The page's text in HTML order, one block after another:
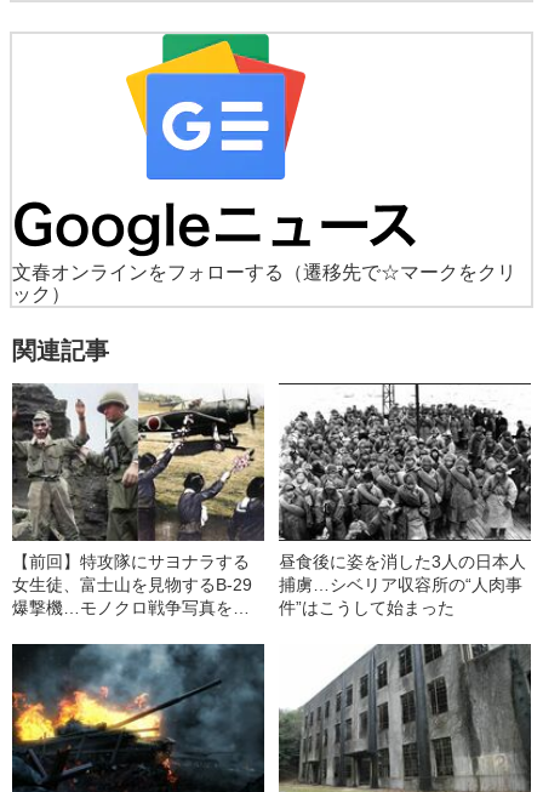
文春オンラインをフォローする
（遷移先で☆マークをクリ
ック）
関連記事
【前回】特攻隊にサヨナラする
女生徒、富士山を見物するB-29
爆撃機…モノクロ戦争写真をカ
昼食後に姿を消した3人の日本人
捕虜…シベリア収容所の“人肉事
件”はこうして始まった